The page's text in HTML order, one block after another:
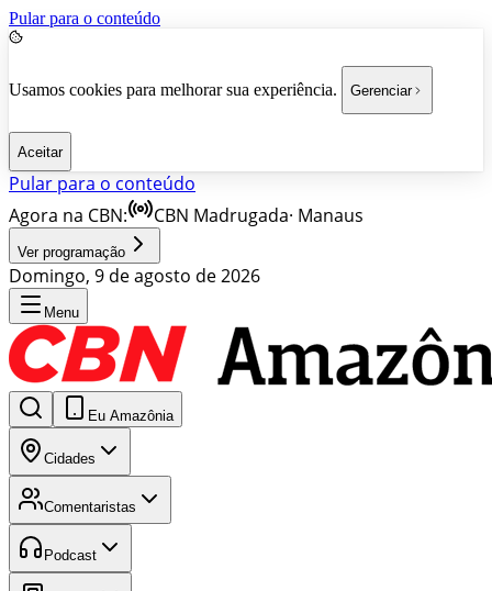
Pular para o conteúdo
Usamos cookies para melhorar sua experiência. Gerenciar
Aceitar
Pular para o conteúdo
Agora na CBN:
CBN Madrugada· Manaus
Ver programação
Domingo, 9 de agosto de 2026
Menu
Eu Amazônia
Cidades
Comentaristas
Podcast